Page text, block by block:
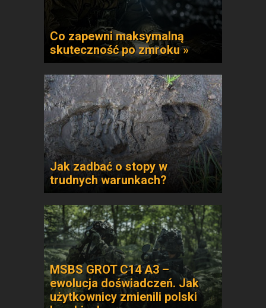
Co zapewni maksymalną
skuteczność po zmroku »
Jak zadbać o stopy w
trudnych warunkach?
MSBS GROT C14 A3 –
ewolucja doświadczeń. Jak
użytkownicy zmienili polski